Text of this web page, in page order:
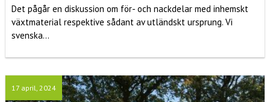
Det pågår en diskussion om för- och nackdelar med inhemskt
växtmaterial respektive sådant av utländskt ursprung. Vi
svenska...
17 april, 2024